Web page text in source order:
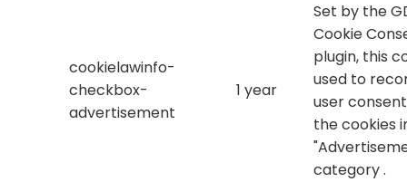
cookielawinfo-
checkbox-
advertisement
1 year
Set by the
Cookie
plugin, this
used to
user
the cookies
category .